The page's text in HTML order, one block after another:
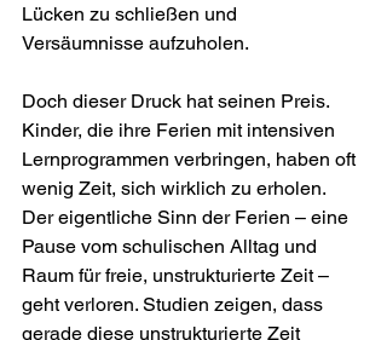
Lücken zu schließen und
Versäumnisse aufzuholen.
Doch dieser Druck hat seinen Preis.
Kinder, die ihre Ferien mit intensiven
Lernprogrammen verbringen, haben oft
wenig Zeit, sich wirklich zu erholen.
Der eigentliche Sinn der Ferien – eine
Pause vom schulischen Alltag und
Raum für freie, unstrukturierte Zeit –
geht verloren. Studien zeigen, dass
gerade diese unstrukturierte Zeit